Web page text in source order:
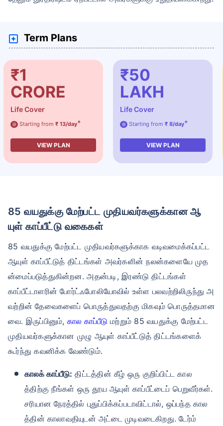
Term Plans
₹1
CRORE
Life Cover
@ Starting from ₹ 13/day+
VIEW PLAN
₹50
LAKH
Life Cover
@ Starting from ₹ 8/day+
VIEW PLAN
85 வயதுக்கு மேற்பட்ட முதியவர்களுக்கான ஆ
யுள் காப்பீட்டு வகைகள்
85 வயதுக்கு மேற்பட்ட முதியவர்களுக்காக வடிவமைக்கப்பட்ட
ஆயுள் காப்பீட்டுத் திட்டங்கள் அவர்களின் நலன்களையே முத
ன்மைப்படுத்துகின்றன. அதன்படி, இரண்டு திட்டங்கள்
காப்பீட்டாளரின் போர்ட்ஃபோலியோவில் உள்ள பலவற்றிலிருந்து அ
வற்றின் தேவைகளைப் பொருத்துவதற்கு மிகவும் பொருத்தமான
வை. இருப்பினும், கால காப்பீடு மற்றும் 85 வயதுக்கு மேற்பட்ட
முதியவர்களுக்கான முழு ஆயுள் காப்பீட்டுத் திட்டங்களைக்
கூர்ந்து கவனிக்க வேண்டும்.
காலக் காப்பீடு: திட்டத்தின் கீழ் ஒரு குறிப்பிட்ட கால
த்திற்கு நீங்கள் ஒரு தூய ஆயுள் காப்பீட்டைப் பெறுவீர்கள்.
சரியான நேரத்தில் புதுப்பிக்கப்படாவிட்டால், ஒப்பந்த கால
த்தின் காலாவதியுடன் அட்டை முடிவடைகிறது. டேர்ம்